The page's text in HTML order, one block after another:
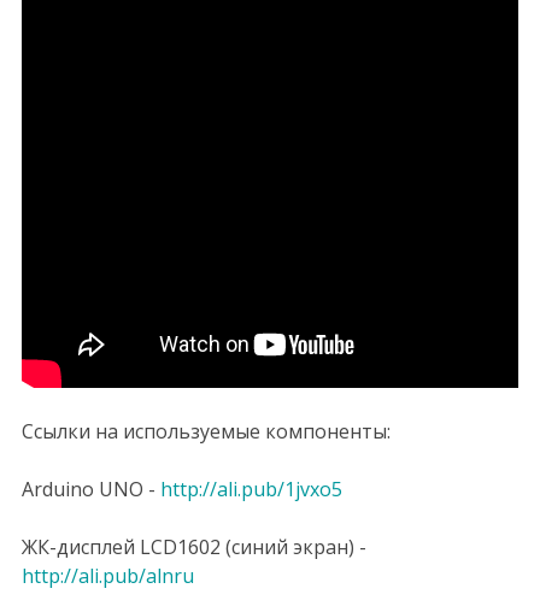
Ссылки на используемые компоненты:
Arduino UNO - http://ali.pub/1jvxo5
ЖК-дисплей LCD1602 (синий экран) -
http://ali.pub/alnru